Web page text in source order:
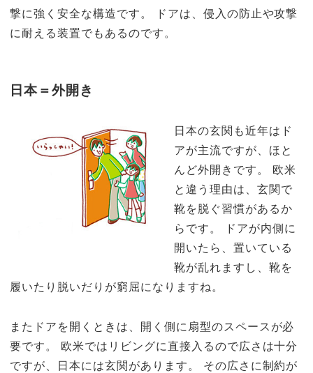
撃に強く安全な構造です。 ドアは、侵入の防止や攻撃
に耐える装置でもあるのです。
日本＝外開き
日本の玄関も近年はド
アが主流ですが、ほと
んど外開きです。 欧米
と違う理由は、玄関で
靴を脱ぐ習慣があるか
らです。 ドアが内側に
開いたら、置いている
靴が乱れますし、靴を
履いたり脱いだりが窮屈になりますね。
またドアを開くときは、開く側に扇型のスペースが必
要です。 欧米ではリビングに直接入るので広さは十分
ですが、日本には玄関があります。 その広さに制約が